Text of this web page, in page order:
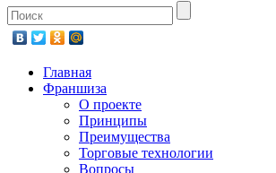
Главная
Франшиза
О проекте
Принципы
Преимущества
Торговые технологии
Вопросы